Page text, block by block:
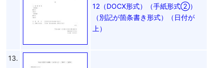
12（DOCX形式）（手紙形式②）
（別記が箇条書き形式）（日付が
上）
13.